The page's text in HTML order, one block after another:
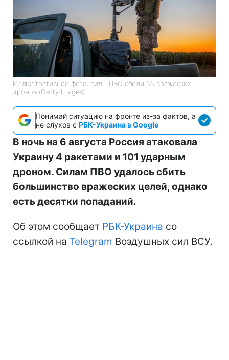
Иллюстративное фото: силы ПВО сбили 66 вражеских
дронов (Getty Images)
Понимай ситуацию на фронте из-за фактов, а
не слухов с РБК-Украина в Google
В ночь на 6 августа Россия атаковала
Украину 4 ракетами и 101 ударным
дроном. Силам ПВО удалось сбить
большинство вражеских целей, однако
есть десятки попаданий.
Об этом сообщает РБК-Украина со
ссылкой на Telegram Воздушных сил ВСУ.